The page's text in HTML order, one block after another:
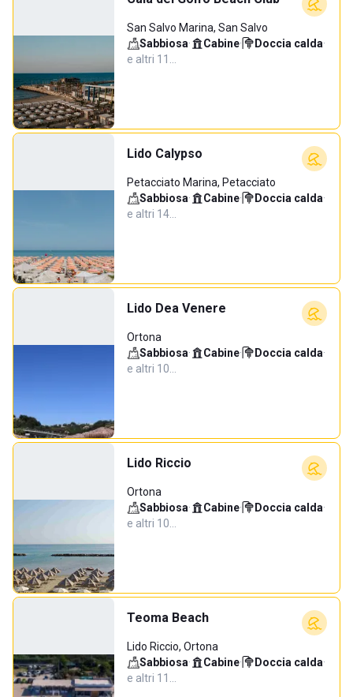
San Salvo Marina, San Salvo
Sabbiosa· Cabine· Doccia calda·
e altri 11…
Lido Calypso
Petacciato Marina, Petacciato
Sabbiosa· Cabine· Doccia calda·
e altri 14…
Lido Dea Venere
Ortona
Sabbiosa· Cabine· Doccia calda·
e altri 10…
Lido Riccio
Ortona
Sabbiosa· Cabine· Doccia calda·
e altri 10…
Teoma Beach
Lido Riccio, Ortona
Sabbiosa· Cabine· Doccia calda·
e altri 11…